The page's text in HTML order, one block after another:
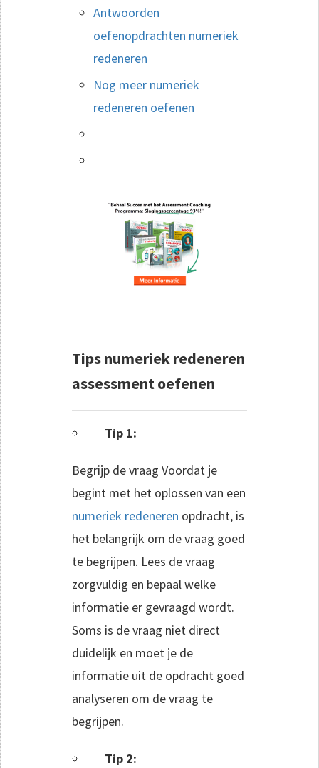
Antwoorden
oefenopdrachten numeriek
redeneren
Nog meer numeriek
redeneren oefenen
Tips numeriek redeneren
assessment oefenen
Tip 1:
Begrijp de vraag Voordat je
begint met het oplossen van een
numeriek redeneren opdracht, is
het belangrijk om de vraag goed
te begrijpen. Lees de vraag
zorgvuldig en bepaal welke
informatie er gevraagd wordt.
Soms is de vraag niet direct
duidelijk en moet je de
informatie uit de opdracht goed
analyseren om de vraag te
begrijpen.
Tip 2: